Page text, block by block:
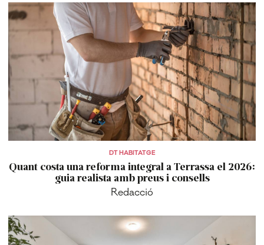
DT HABITATGE
Quant costa una reforma integral a Terrassa el 2026:
guia realista amb preus i consells
Redacció